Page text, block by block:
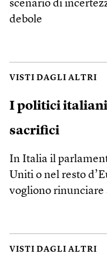
scenario di
debole
VISTI DAGLI ALTRI
I politici
sacrifici
In Italia il
Uniti o nel resto
vogliono rinunciare
VISTI DAGLI ALTRI